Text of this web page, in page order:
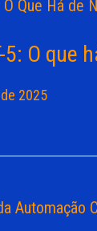
5: O que
2025